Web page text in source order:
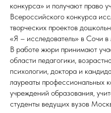
конкурса» и получают право
Всероссийского конкурса
творческих проектов
«Я – исследователь» в Сочи
В работе жюри принимают
области педагогики,
психологии, доктора и
лауреаты профессиональных
учреждений образования,
студенты ведущих вузов